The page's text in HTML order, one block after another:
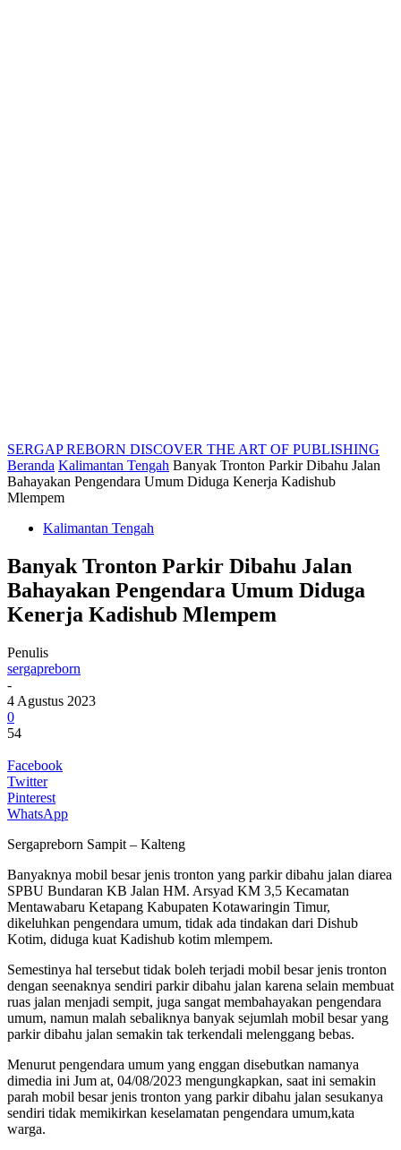
SERGAP REBORN DISCOVER THE ART OF PUBLISHING
Beranda Kalimantan Tengah Banyak Tronton Parkir Dibahu Jalan
Bahayakan Pengendara Umum Diduga Kenerja Kadishub
Mlempem
Kalimantan Tengah
Banyak Tronton Parkir Dibahu Jalan
Bahayakan Pengendara Umum Diduga
Kenerja Kadishub Mlempem
Penulis
sergapreborn
-
4 Agustus 2023
0
54
Facebook
Twitter
Pinterest
WhatsApp
Sergapreborn Sampit – Kalteng
Banyaknya mobil besar jenis tronton yang parkir dibahu jalan diarea
SPBU Bundaran KB Jalan HM. Arsyad KM 3,5 Kecamatan
Mentawabaru Ketapang Kabupaten Kotawaringin Timur,
dikeluhkan pengendara umum, tidak ada tindakan dari Dishub
Kotim, diduga kuat Kadishub kotim mlempem.
Semestinya hal tersebut tidak boleh terjadi mobil besar jenis tronton
dengan seenaknya sendiri parkir dibahu jalan karena selain membuat
ruas jalan menjadi sempit, juga sangat membahayakan pengendara
umum, namun malah sebaliknya banyak sejumlah mobil besar yang
parkir dibahu jalan semakin tak terkendali melenggang bebas.
Menurut pengendara umum yang enggan disebutkan namanya
dimedia ini Jum at, 04/08/2023 mengungkapkan, saat ini semakin
parah mobil besar jenis tronton yang parkir dibahu jalan sesukanya
sendiri tidak memikirkan keselamatan pengendara umum,kata
warga.